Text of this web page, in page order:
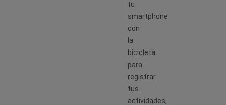
tu
smartphone
con
la
bicicleta
para
registrar
tus
actividades,